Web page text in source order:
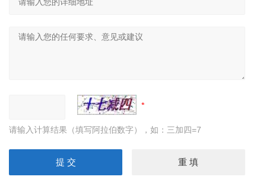
请输入计算结果（填写阿拉伯数字），如：三加四=7